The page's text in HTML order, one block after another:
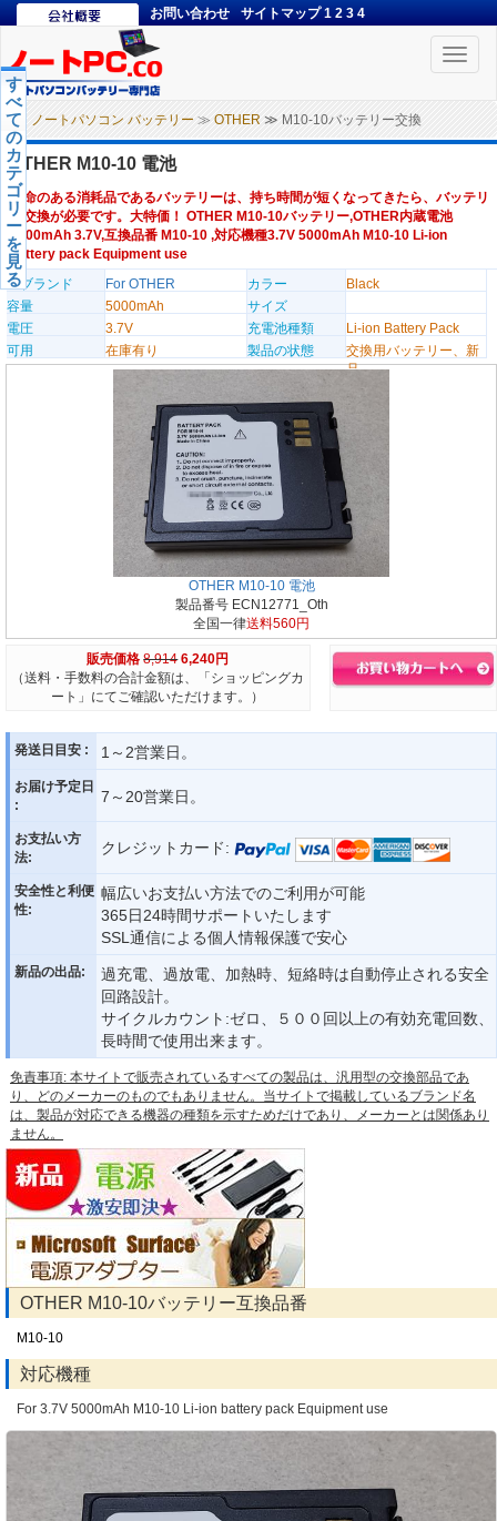
お問い合わせ サイトマップ 1 2 3 4
Toggle
ノートパソコン バッテリー ≫ OTHER ≫ M10-10バッテリー交換
す
べ
て
の
カ
テ
ゴ
リ
ー
を
見
る
OTHER M10-10 電池
寿命のある消耗品であるバッテリーは、持ち時間が短くなってきたら、バッテリ
ー交換が必要です。大特価！ OTHER M10-10バッテリー,OTHER内蔵電池
5000mAh 3.7V,互換品番 M10-10 ,対応機種3.7V 5000mAh M10-10 Li-ion
battery pack Equipment use
のブランド
For OTHER カラー
Black
容量
5000mAh
サイズ
電圧
3.7V 充電池種類
Li-ion Battery Pack
可用
在庫有り 製品の状態
交換用バッテリー、新
品
OTHER M10-10 電池
製品番号 ECN12771_Oth
全国一律送料560円
販売価格 8,914 6,240円
（送料・手数料の合計金額は、「ショッピングカ
ート」にてご確認いただけます。）
発送日目安 : 1～2営業日。
お届け予定日
:
7～20営業日。
お支払い方
法:
クレジットカード:
安全性と利便
性:
幅広いお支払い方法でのご利用が可能
365日24時間サポートいたします
SSL通信による個人情報保護で安心
新品の出品:
過充電、過放電、加熱時、短絡時は自動停止される安全
回路設計。
サイクルカウント:ゼロ、５００回以上の有効充電回数、
長時間で使用出来ます。
免責事項: 本サイトで販売されているすべての製品は、汎用型の交換部品であ
り、どのメーカーのものでもありません。当サイトで掲載しているブランド名
は、製品が対応できる機器の種類を示すためだけであり、メーカーとは関係あり
ません。
OTHER M10-10バッテリー互換品番
M10-10
対応機種
For 3.7V 5000mAh M10-10 Li-ion battery pack Equipment use